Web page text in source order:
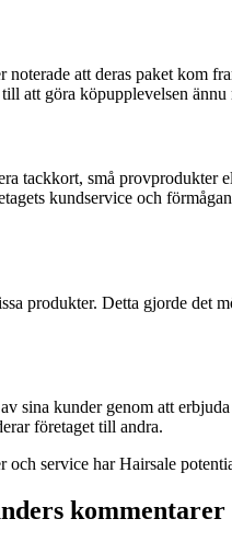
att deras paket kom
att göra köpupplevelsen ännu
tackkort, små provprodukter
kundservice och
produkter. Detta gjorde
kunder genom att
företaget till andra.
service har Hairsale
kommentarer